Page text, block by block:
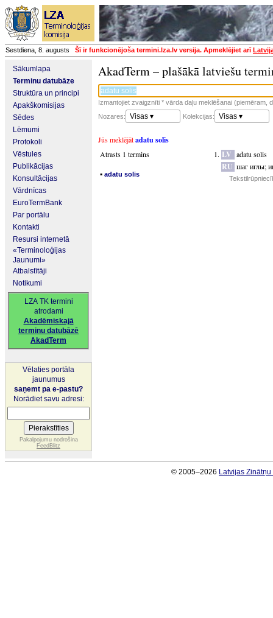
Sestdiena, 8. augusts Šī ir funkcionējoša termini.lza.lv versija. Apmeklējiet arī
Sākumlapa
Terminu datubāze
Struktūra un principi
Apakškomisijas
Sēdes
Lēmumi
Protokoli
Vēstules
Publikācijas
Konsultācijas
Vārdnīcas
EuroTermBank
Par portālu
Kontakti
Resursi internetā
«Terminoloģijas
Jaunumi»
Atbalstītāji
Notikumi
LZA TK termini
atrodami
Akadēmiskajā
terminu datubāzē
AkadTerm
Vēlaties portāla
jaunumus
saņemt pa e-pastu?
Norādiet savu adresi:
Pakalpojumu nodrošina
FeedBlitz
AkadTerm – plašākā latviešu
Izmantojiet zvaigznīti * vārda daļu meklēšanai (piemēram,
Nozares:
Visas ▾ Kolekcijas: Visas ▾
Jūs meklējātadatu solis
Atrasts 1 termins
▪ adatu solis
LV adatu solis
RU шаг иглы;
© 2005–2026 Latvijas